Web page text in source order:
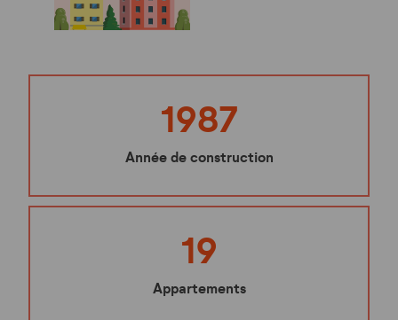
1987
Année de construction
19
Appartements